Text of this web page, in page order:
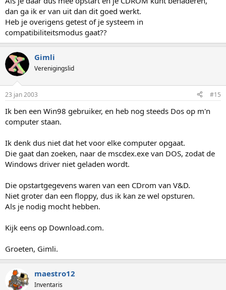
dan ga ik er van uit dan dit goed werkt.
Heb je overigens getest of je systeem in
compatibiliteitsmodus gaat??
Gimli
Verenigingslid
23 jan 2003 #15
Ik ben een Win98 gebruiker, en heb nog steeds Dos op m'n
computer staan.
Ik denk dus niet dat het voor elke computer opgaat.
Die gaat dan zoeken, naar de mscdex.exe van DOS, zodat de
Windows driver niet geladen wordt.
Die opstartgegevens waren van een CDrom van V&D.
Niet groter dan een floppy, dus ik kan ze wel opsturen.
Als je nodig mocht hebben.
Kijk eens op Download.com.
Groeten, Gimli.
maestro12
Inventaris